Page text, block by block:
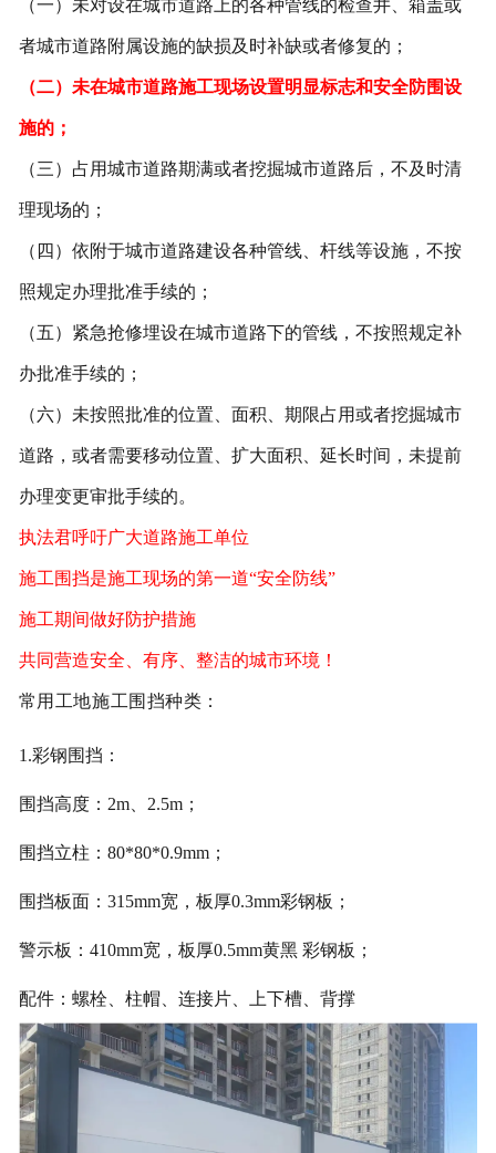
（一）未对设在城市道路上的各种管线的检查井、箱盖或
者城市道路附属设施的缺损及时补缺或者修复的；
（二）未在城市道路施工现场设置明显标志和安全防围设
施的；
（三）占用城市道路期满或者挖掘城市道路后，不及时清
理现场的；
（四）依附于城市道路建设各种管线、杆线等设施，不按
照规定办理批准手续的；
（五）紧急抢修埋设在城市道路下的管线，不按照规定补
办批准手续的；
（六）未按照批准的位置、面积、期限占用或者挖掘城市
道路，或者需要移动位置、扩大面积、延长时间，未提前
办理变更审批手续的。
执法君呼吁广大道路施工单位
施工围挡是施工现场的第一道“安全防线”
施工期间做好防护措施
共同营造安全、有序、整洁的城市环境！
常用工地施工围挡种类：
1.彩钢围挡：
围挡高度：2m、2.5m；
围挡立柱：80*80*0.9mm；
围挡板面：315mm宽，板厚0.3mm彩钢板；
警示板：410mm宽，板厚0.5mm黄黑 彩钢板；
配件：螺栓、柱帽、连接片、上下槽、背撑